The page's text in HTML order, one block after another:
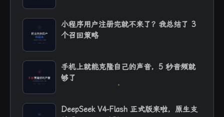
小程序用户注册完就不来了？我总结了 3
个召回策略
手机上就能克隆自己的声音，5 秒音频就
够了
DeepSeek V4-Flash 正式版来啦，原生支